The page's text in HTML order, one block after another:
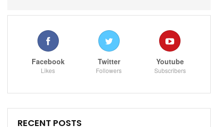
Facebook
Likes
Twitter
Followers
Youtube
Subscribers
RECENT POSTS